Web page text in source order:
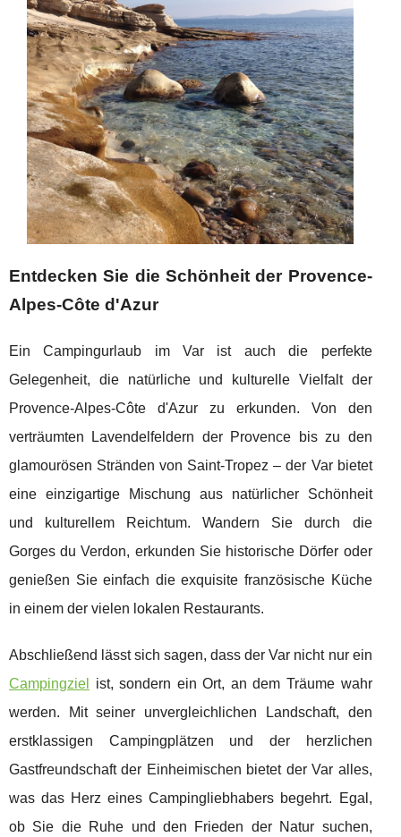
Entdecken Sie die Schönheit der Provence-
Alpes-Côte d'Azur
Ein Campingurlaub im Var ist auch die perfekte
Gelegenheit, die natürliche und kulturelle Vielfalt der
Provence-Alpes-Côte d'Azur zu erkunden. Von den
verträumten Lavendelfeldern der Provence bis zu den
glamourösen Stränden von Saint-Tropez – der Var bietet
eine einzigartige Mischung aus natürlicher Schönheit
und kulturellem Reichtum. Wandern Sie durch die
Gorges du Verdon, erkunden Sie historische Dörfer oder
genießen Sie einfach die exquisite französische Küche
in einem der vielen lokalen Restaurants.
Abschließend lässt sich sagen, dass der Var nicht nur ein
Campingziel
ist, sondern ein Ort, an dem Träume wahr
werden. Mit seiner unvergleichlichen Landschaft, den
erstklassigen Campingplätzen und der herzlichen
Gastfreundschaft der Einheimischen bietet der Var alles,
was das Herz eines Campingliebhabers begehrt. Egal,
ob Sie die Ruhe und den Frieden der Natur suchen,